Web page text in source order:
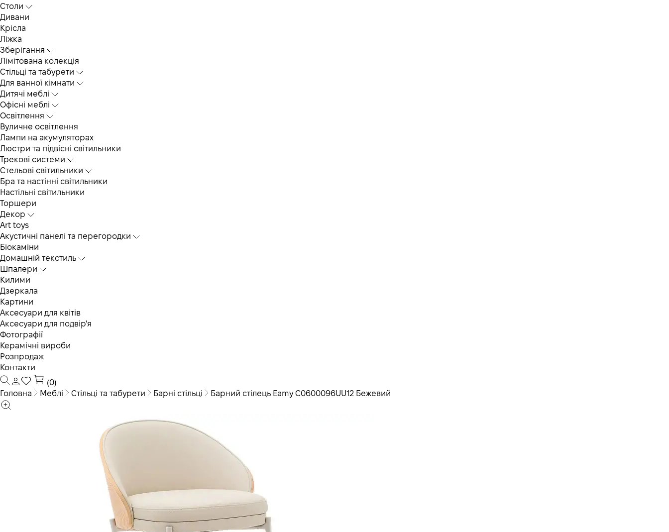
Столи
Дивани
Крісла
Ліжка
Зберігання
Лімітована колекція
Стільці та табурети
Для ванної кімнати
Дитячі меблі
Офісні меблі
Освітлення
Вуличне освітлення
Лампи на акумуляторах
Люстри та підвісні світильники
Трекові системи
Cтельові світильники
Бра та настінні світильники
Настільні світильники
Торшери
Декор
Art toys
Акустичні панелі та перегородки
Біокаміни
Домашній текстиль
Шпалери
Килими
Дзеркала
Картини
Аксесуари для квітів
Аксесуари для подвір'я
Фотографії
Керамічні вироби
Розпродаж
Контакти
(0)
Головна
Меблі Стільці та табурети Барні стільці Барний стілець Eamy C0600096UU12 Бежевий